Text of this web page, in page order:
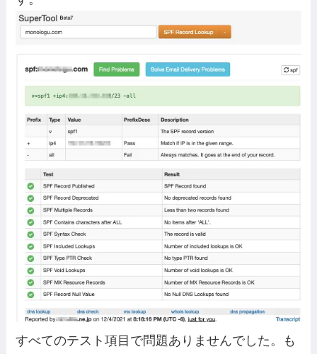
すべてのテスト項目で問題ありませんでした。も